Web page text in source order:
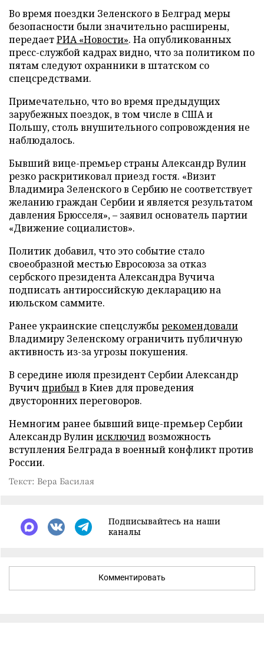
Во время поездки Зеленского в Белград меры
безопасности были значительно расширены,
передаетРИА «Новости». На опубликованных
пресс-службой кадрах видно, что за политиком по
пятам следуют охранники в штатском со
спецсредствами.
Примечательно, что во время предыдущих
зарубежных поездок, в том числе в США и
Польшу, столь внушительного сопровождения не
наблюдалось.
Бывший вице-премьер страны Александр Вулин
резко раскритиковал приезд гостя. «Визит
Владимира Зеленского в Сербию не соответствует
желанию граждан Сербии и является результатом
давления Брюсселя», – заявил основатель партии
«Движение социалистов».
Политик добавил, что это событие стало
своеобразной местью Евросоюза за отказ
сербского президента Александра Вучича
подписать антироссийскую декларацию на
июльском саммите.
Ранее украинские спецслужбырекомендовали
Владимиру Зеленскому ограничить публичную
активность из-за угрозы покушения.
В середине июля президент Сербии Александр
Вучич прибылв Киев для проведения
двусторонних переговоров.
Немногим ранее бывший вице-премьер Сербии
Александр Вулин исключилвозможность
вступления Белграда в военный конфликт против
России.
Текст: Вера Басилая
Подписывайтесь на наши
каналы
Комментировать